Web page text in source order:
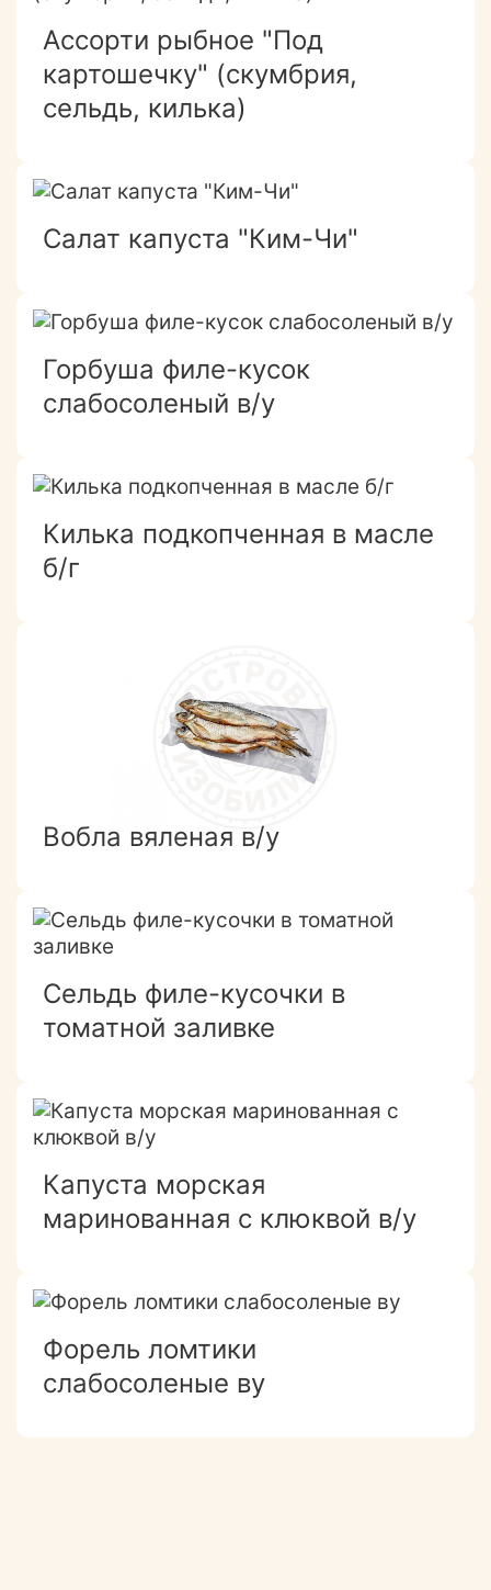
Ассорти рыбное "Под
картошечку" (скумбрия,
сельдь, килька)
Салат капуста "Ким-Чи"
Горбуша филе-кусок
слабосоленый в/у
Килька подкопченная в масле
б/г
Вобла вяленая в/у
Сельдь филе-кусочки в
томатной заливке
Капуста морская
маринованная с клюквой в/у
Форель ломтики
слабосоленые ву